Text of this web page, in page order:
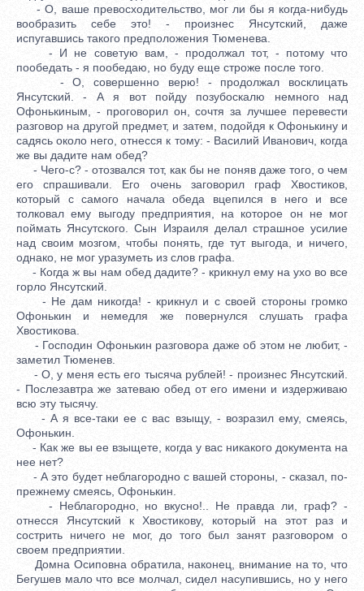
- О, ваше превосходительство, мог ли бы я когда-нибудь
вообразить себе это! - произнес Янсутский, даже
испугавшись такого предположения Тюменева.
- И не советую вам, - продолжал тот, - потому что
пообедать - я пообедаю, но буду еще строже после того.
- О, совершенно верю! - продолжал восклицать
Янсутский. - А я вот пойду позубоскалю немного над
Офонькиным, - проговорил он, сочтя за лучшее перевести
разговор на другой предмет, и затем, подойдя к Офонькину и
садясь около него, отнесся к тому: - Василий Иванович, когда
же вы дадите нам обед?
- Чего-с? - отозвался тот, как бы не поняв даже того, о чем
его спрашивали. Его очень заговорил граф Хвостиков,
который с самого начала обеда вцепился в него и все
толковал ему выгоду предприятия, на которое он не мог
поймать Янсутского. Сын Израиля делал страшное усилие
над своим мозгом, чтобы понять, где тут выгода, и ничего,
однако, не мог уразуметь из слов графа.
- Когда ж вы нам обед дадите? - крикнул ему на ухо во все
горло Янсутский.
- Не дам никогда! - крикнул и с своей стороны громко
Офонькин и немедля же повернулся слушать графа
Хвостикова.
- Господин Офонькин разговора даже об этом не любит, -
заметил Тюменев.
- О, у меня есть его тысяча рублей! - произнес Янсутский.
- Послезавтра же затеваю обед от его имени и издерживаю
всю эту тысячу.
- А я все-таки ее с вас взыщу, - возразил ему, смеясь,
Офонькин.
- Как же вы ее взыщете, когда у вас никакого документа на
нее нет?
- А это будет неблагородно с вашей стороны, - сказал, по-
прежнему смеясь, Офонькин.
- Неблагородно, но вкусно!.. Не правда ли, граф? -
отнесся Янсутский к Хвостикову, который на этот раз и
сострить ничего не мог, до того был занят разговором о
своем предприятии.
Домна Осиповна обратила, наконец, внимание на то, что
Бегушев мало что все молчал, сидел насупившись, но у него